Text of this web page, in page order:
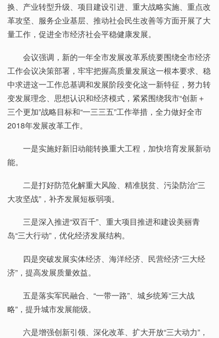
换、产业转型升级、项目建设引进、重大战略实施、重点改
革攻坚、服务企业基层、推动社会民生改善等方面开展了大
量工作，促进全市经济社会平稳健康发展。
会议强调，新的一年全市发展改革系统要围绕全市经济
工作会议决策部署，牢牢把握高质量发展这一根本要求、稳
中求进这一工作总基调和发展阶段变化这一新特征，努力转
变发展理念、思想认识和经济模式，紧紧围绕我市“创新＋
三个更加”战略目标和“一三三五”工作举措，全力做好全市
2018年发展改革工作。
一是实施好新旧动能转换重大工程，加快培育发展新动
能。
二是打好防范化解重大风险、精准脱贫、污染防治“三
大攻坚战”，补齐发展短板弱项。
三是深入推进“双百千”、重大项目推进和建设美丽青
岛“三大行动”，优化经济发展结构。
四是突破发展实体经济、海洋经济、民营经济“三大经
济”，提高发展质量效益。
五是落实军民融合、“一带一路”、城乡统筹“三大战
略”，提升城市发展能级。
六是增强创新引领、深化改革、扩大开放“三大动力”，